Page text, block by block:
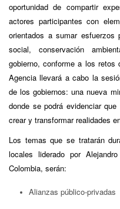
oportunidad de compartir
actores participantes con
orientados a sumar
social, conservación
gobierno, conforme a los retos
Agencia llevará a cabo la
de los gobiernos: una nueva
donde se podrá evidenciar
crear y transformar realidades
Los temas que se tratarán
locales liderado por
Colombia, serán:
Alianzas público-privadas